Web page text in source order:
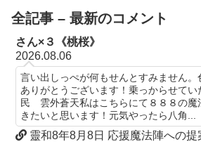
全記事 – 最新のコメント
さん×３《桃桜》
2026.08.06
言い出しっぺが何もせんとすみません。
ありがとうございます！乗っからせてい
民 雲外蒼天私はこちらにて８８８の魔
きたいと思います！元気やったら八角...
靈和8年8月8日 応援魔法陣への